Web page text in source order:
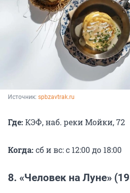
Источник: spbzavtrak.ru
Где: КЭФ, наб. реки Мойки, 72
Когда: сб и вс: с 12:00 до 18:00
8. «Человек на Луне»